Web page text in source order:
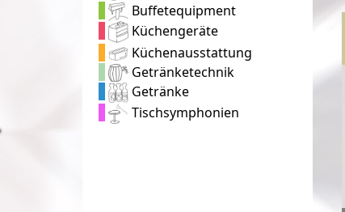
Buffetequipment
Küchengeräte
Küchenausstattung
Getränketechnik
Getränke
Tischsymphonien